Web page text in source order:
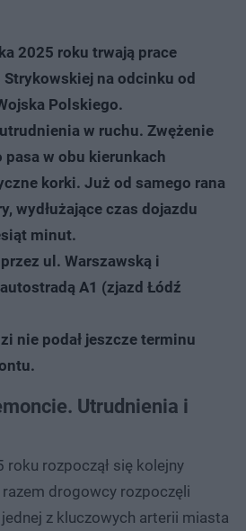
2025 roku trwają prace
na odcinku od
Polskiego.
w ruchu. Zwężenie
pasa w obu kierunkach
korki. Już od samego rana
wydłużające czas dojazdu
minut.
ul. Warszawską i
A1 (zjazd Łódź
nie podał jeszcze terminu
Utrudnienia i
roku rozpoczął się kolejny
drogowcy rozpoczęli
z kluczowych arterii miasta